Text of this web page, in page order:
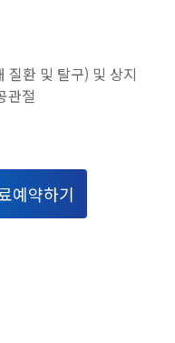
질환 및 탈구) 및 상지
관절
예약하기